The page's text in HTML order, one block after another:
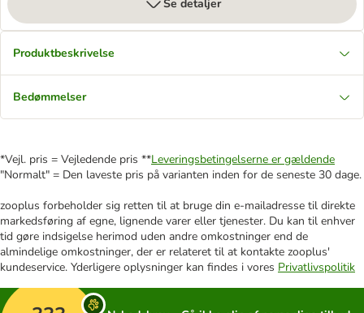
Se detaljer
Produktbeskrivelse
Bedømmelser
*Vejl. pris = Vejledende pris **Leveringsbetingelserne er gældende
"Normalt" = Den laveste pris på varianten inden for de seneste 30 dage.
zooplus forbeholder sig retten til at bruge din e-mailadresse til direkte
markedsføring af egne, lignende varer eller tjenester. Du kan til enhver
tid gøre indsigelse herimod uden andre omkostninger end de
almindelige omkostninger, der er relateret til at kontakte zooplus'
kundeservice. Yderligere oplysninger kan findes i vores Privatlivspolitik